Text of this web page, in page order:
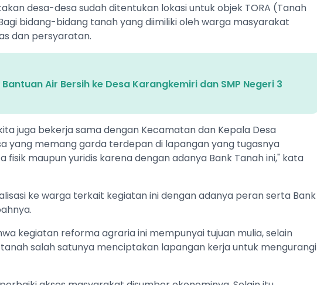
desa-desa sudah ditentukan lokasi untuk objek TORA (Tanah
bidang-bidang tanah yang diimiliki oleh warga masyarakat
dan persyaratan.
Air Bersih ke Desa Karangkemiri dan SMP Negeri 3
juga bekerja sama dengan Kecamatan dan Kepala Desa
yang memang garda terdepan di lapangan yang tugasnya
maupun yuridis karena dengan adanya Bank Tanah ini," kata
ke warga terkait kegiatan ini dengan adanya peran serta Bank
kegiatan reforma agraria ini mempunyai tujuan mulia, selain
salah satunya menciptakan lapangan kerja untuk mengurangi